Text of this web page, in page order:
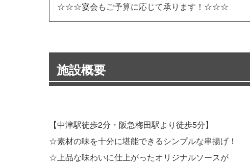
☆☆☆宴会もご予算に応じて承ります！☆☆☆
施設概要
【中津駅徒歩2分・阪急梅田駅より徒歩5分】
☆素材の味を十分に堪能できるシンプルな串揚げ！
☆上品な味わいに仕上がったオリジナルソースが